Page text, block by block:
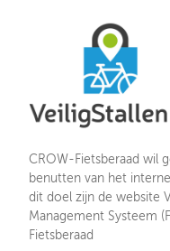
CROW-Fietsberaad wil
benutten van het
dit doel zijn de website
Management Systeem
Fietsberaad